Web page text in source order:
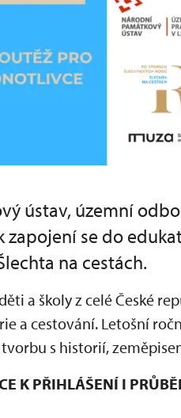
ústav, územní
zapojení se do
na cestách.
a školy z celé České
a cestování. Letošní
s historií,
K PŘIHLÁŠENÍ I